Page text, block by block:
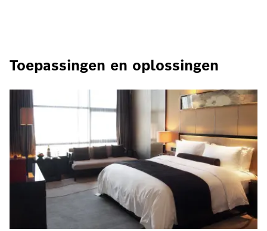
Toepassingen en oplossingen